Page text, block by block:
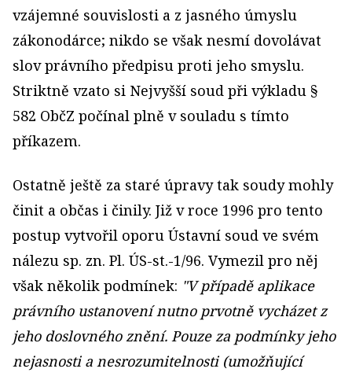
vzájemné souvislosti a z jasného úmyslu
zákonodárce; nikdo se však nesmí dovolávat
slov právního předpisu proti jeho smyslu.
Striktně vzato si Nejvyšší soud při výkladu §
582 ObčZ počínal plně v souladu s tímto
příkazem.
Ostatně ještě za staré úpravy tak soudy mohly
činit a občas i činily. Již v roce 1996 pro tento
postup vytvořil oporu Ústavní soud ve svém
nálezu sp. zn. Pl. ÚS-st.-1/96. Vymezil pro něj
však několik podmínek: "V případě aplikace
právního ustanovení nutno prvotně vycházet z
jeho doslovného znění. Pouze za podmínky jeho
nejasnosti a nesrozumitelnosti (umožňující